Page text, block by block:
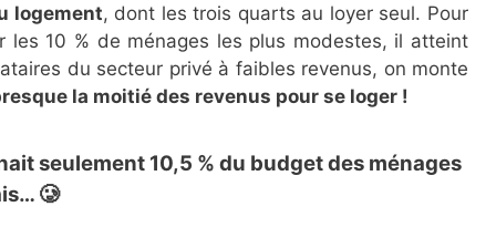
logement, dont les trois quarts au loyer seul. Pour
les 10 % de ménages les plus modestes, il atteint
du secteur privé à faibles revenus, on monte
la moitié des revenus pour se loger !
seulement 10,5 % du budget des ménages
🥲